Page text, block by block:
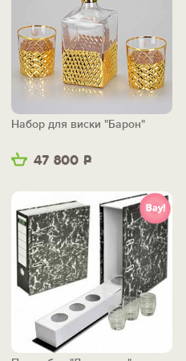
47 800 Р
Набор для виски "Барон"